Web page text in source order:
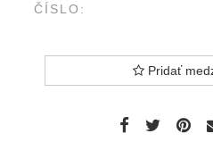
ČÍSLO:
Pridať